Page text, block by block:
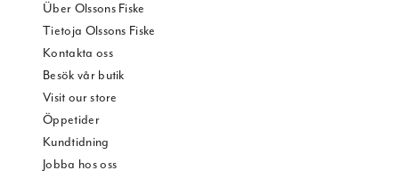
Über Olssons Fiske
Tietoja Olssons Fiske
Kontakta oss
Besök vår butik
Visit our store
Öppetider
Kundtidning
Jobba hos oss